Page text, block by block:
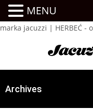
marka jacuzzi | HERBEĆ
Archives
MENU